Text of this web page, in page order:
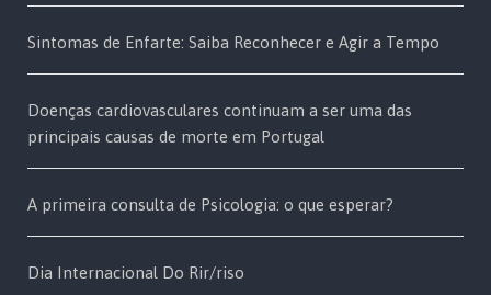
Sintomas de Enfarte: Saiba Reconhecer e Agir a Tempo
Doenças cardiovasculares continuam a ser uma das
principais causas de morte em Portugal
A primeira consulta de Psicologia: o que esperar?
Dia Internacional Do Rir/riso